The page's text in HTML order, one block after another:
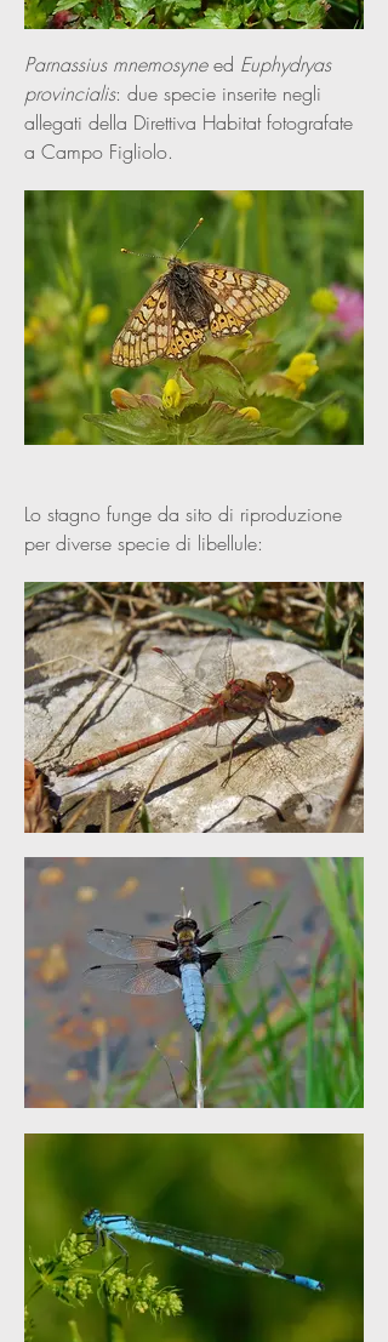
Parnassius mnemosyneed Euphydryas
provincialis: due specie inserite negli
allegati della Direttiva Habitat fotografate
a Campo Figliolo.
Lo stagno funge da sito di riproduzione
per diverse specie di libellule: